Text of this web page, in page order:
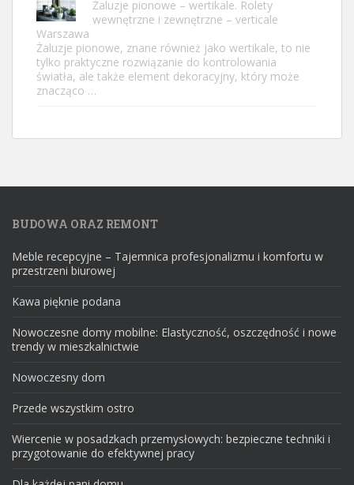
Żaluzje pionowe – wertikale. Rolety
wewnętrzne i zewnętrzne – verticale
Warszawa
Żaluzje pionowe, znane również jako wertikale, to nie
tylko praktyczne rozwiązanie do kontrolowania
światła, ale także element dekoracyjny, który może
znacząco …
BUDOWA ORAZ REMONT
Meble recepcyjne – Tajemnica profesjonalizmu i komfortu w
przestrzeni biurowej
Kawa pięknie podana
Nowoczesne domy mobilne: Elastyczność, oszczędność i nowe
trendy w mieszkalnictwie
Nowoczesny dom
Przede wszystkim ostro
Wiercenie w posadzkach przemysłowych: bezpieczne techniki i
przygotowanie do efektywnej pracy